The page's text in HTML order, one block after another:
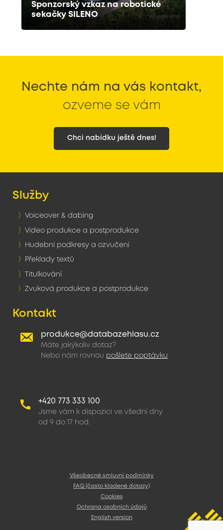
Sponzorský vzkaz na robotické
sekačky SILENO
Nechte nám na vás kontakt,
ozveme se vám
Chci nabídku ještě dnes!
Služby
Voiceover & dabing
Video produkce a postprodukce
Hudební podkresy a ozvučení
Překlady textů
Titulkování
Zvuková produkce a postprodukce
Kontakt
produkce@databazehlasu.cz
Máte jakýkoliv dotaz?
Nebo nám rovnou pošlete poptávku
+420 773 333 100
Jsme vám k dispozici ve všední dny
od 9 do 17 hod.
Všeobecné smluvní podmínky
FAQ (často kladené dotazy)
Cookies
Ochrana osobních údajů
English version